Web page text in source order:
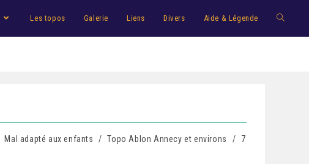
Les topos Galerie Liens Divers Aide & Légende
Mal adapté aux enfants / Topo Ablon Annecy et environs /
7